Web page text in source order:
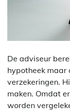
De adviseur
hypotheek maar
verzekeringen.
maken. Omdat
worden